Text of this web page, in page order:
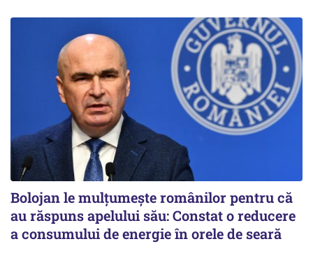
Bolojan le mulțumește românilor pentru că
au răspuns apelului său: Constat o reducere
a consumului de energie în orele de seară